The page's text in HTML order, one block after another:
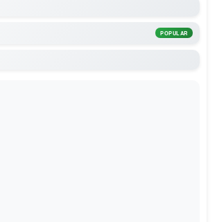
POPULAR